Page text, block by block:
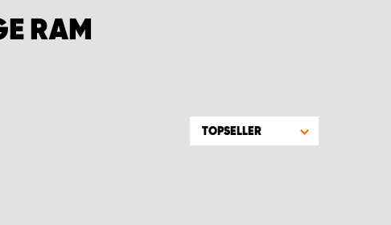
RAM
TOPSELLER